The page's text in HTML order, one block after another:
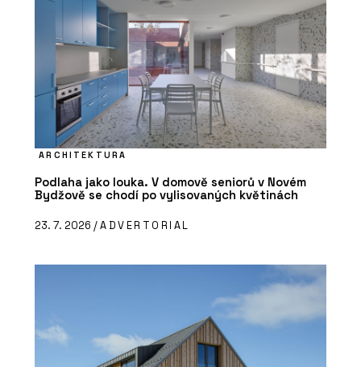
ARCHITEKTURA
Podlaha jako louka. V domově seniorů v Novém
Bydžově se chodí po vylisovaných květinách
23. 7. 2026 /ADVERTORIAL